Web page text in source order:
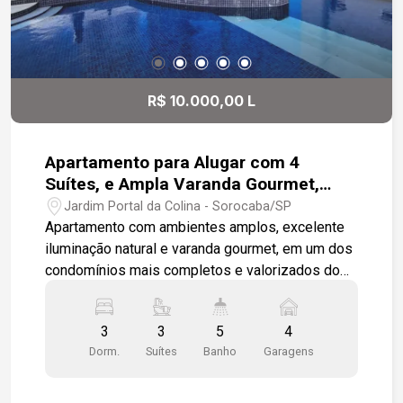
da região, além da proximidade com centros
empresariais, condomínios de alto padrão e uma
ampla rede de comércio e serviços. Uma
excelente oportunidade para instalar ou expandir
seu negócio em um dos endereços mais
desejados de Sorocaba.
R$ 10.000,00 L
Apartamento para Alugar com 4
Suítes, e Ampla Varanda Gourmet,
Portal da Colina- Sorocaba/SP
Jardim Portal da Colina - Sorocaba/SP
Apartamento com ambientes amplos, excelente
iluminação natural e varanda gourmet, em um dos
condomínios mais completos e valorizados do
varanda privativa -Sala de estar -Sala de jantar -
Varanda gourmet -Cozinha planejada -Área de
serviço Diferenciais: -Armários planejados -
3
Dorm.
3
Suítes
5
Banho
4
Garagens